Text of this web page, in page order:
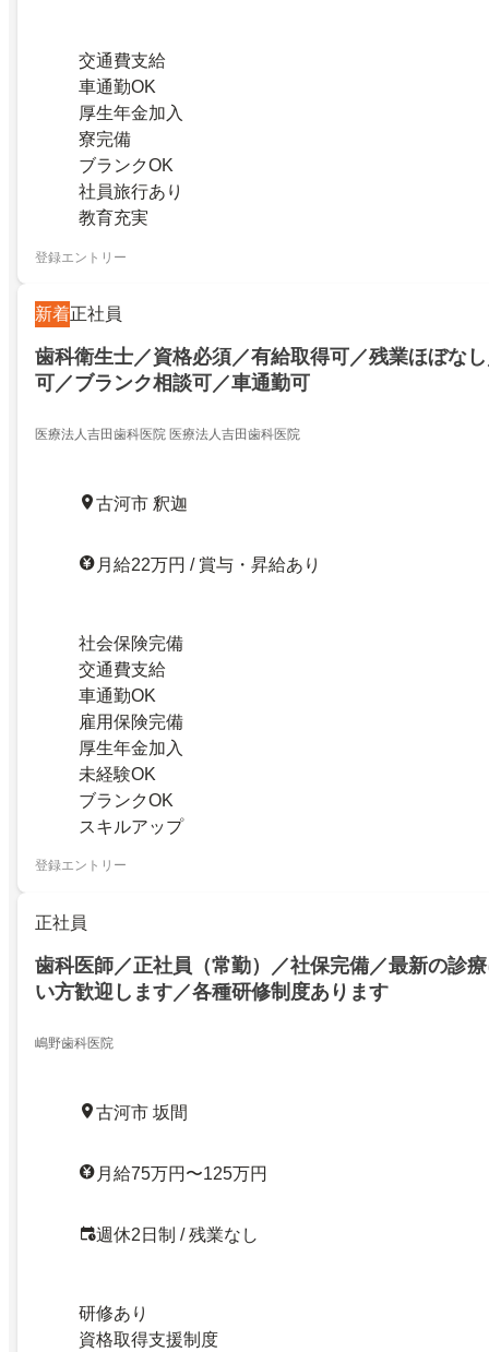
交通費支給
車通勤OK
厚生年金加入
寮完備
ブランクOK
社員旅行あり
教育充実
登録エントリー
新着正社員
歯科衛生士／資格必須／有給取得可／残業ほぼな
可／ブランク相談可／車通勤可
医療法人吉田歯科医院 医療法人吉田歯科医院
古河市 釈迦
月給22万円 / 賞与・昇給あり
社会保険完備
交通費支給
車通勤OK
雇用保険完備
厚生年金加入
未経験OK
ブランクOK
スキルアップ
登録エントリー
正社員
歯科医師／正社員（常勤）／社保完備／最新の診
い方歓迎します／各種研修制度あります
嶋野歯科医院
古河市 坂間
月給75万円〜125万円
週休2日制 / 残業なし
研修あり
資格取得支援制度